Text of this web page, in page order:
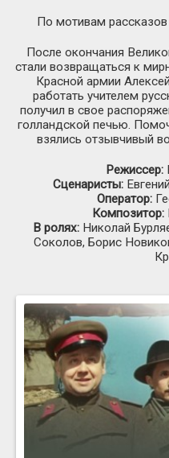
По мотивам
После окончания
стали возвращаться к
Красной армии
работать учителем
получил в свое
голландской печью.
взялись отзывчивый
Режиссер:
Сценаристы:
Оператор:
Композитор:
В ролях: Николай
Соколов, Борис